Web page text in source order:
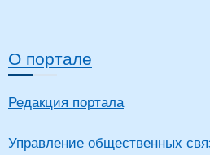
О портале
Редакция портала
Управление общественных